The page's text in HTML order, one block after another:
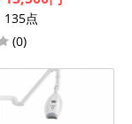
135点
(0)